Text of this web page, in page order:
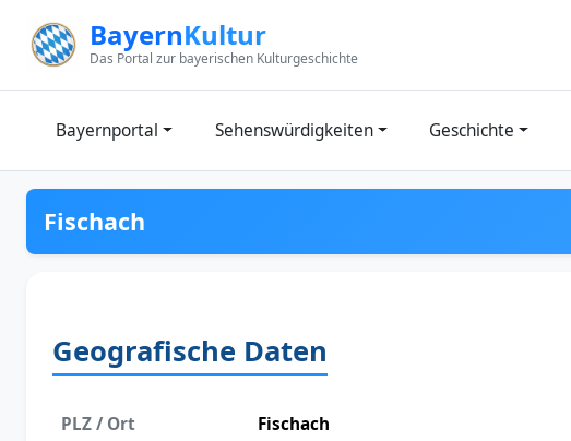
BayernKultur
Das Portal zur bayerischen Kulturgeschichte
Bayernportal Sehenswürdigkeiten Geschichte
Fischach
Geografische Daten
PLZ / Ort
Fischach